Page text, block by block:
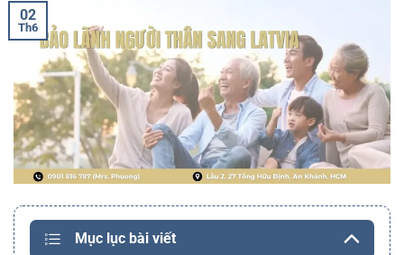
02
Th6
Mục lục bài viết